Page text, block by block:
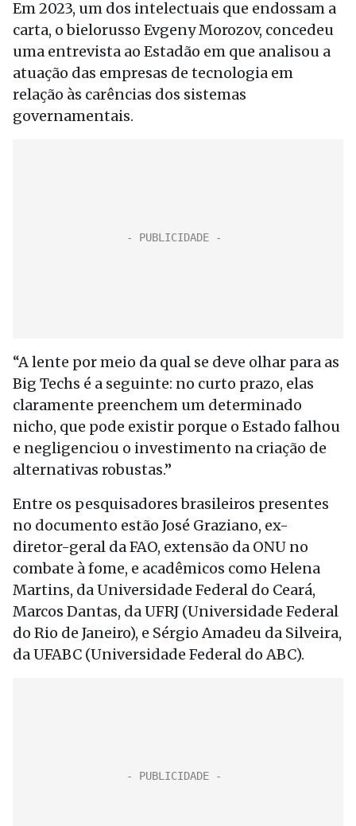
Em 2023, um dos intelectuais que endossam a
carta, o bielorusso Evgeny Morozov, concedeu
uma entrevista ao Estadão em que analisou a
atuação das empresas de tecnologia em
relação às carências dos sistemas
governamentais.
“A lente por meio da qual se deve olhar para as
Big Techs é a seguinte: no curto prazo, elas
claramente preenchem um determinado
nicho, que pode existir porque o Estado falhou
e negligenciou o investimento na criação de
alternativas robustas.”
Entre os pesquisadores brasileiros presentes
no documento estão José Graziano, ex-
diretor-geral da FAO, extensão da ONU no
combate à fome, e acadêmicos como Helena
Martins, da Universidade Federal do Ceará,
Marcos Dantas, da UFRJ (Universidade Federal
do Rio de Janeiro), e Sérgio Amadeu da Silveira,
da UFABC (Universidade Federal do ABC).